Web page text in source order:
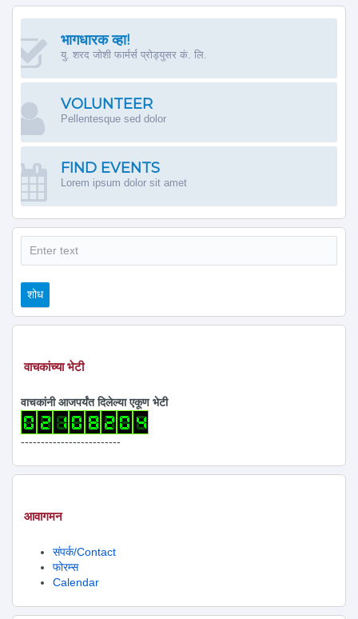
भागधारक व्हा!
यु. शरद जोशी फार्मर्स प्रोड्युसर कं. लि.
VOLUNTEER
Pellentesque sed dolor
FIND EVENTS
Lorem ipsum dolor sit amet
शोध
शोध
वाचकांच्या भेटी
वाचकांनी आजपर्यंत दिलेल्या एकूण भेटी
-------------------------
आवागमन
संपर्क/Contact
फोरम्स
Calendar